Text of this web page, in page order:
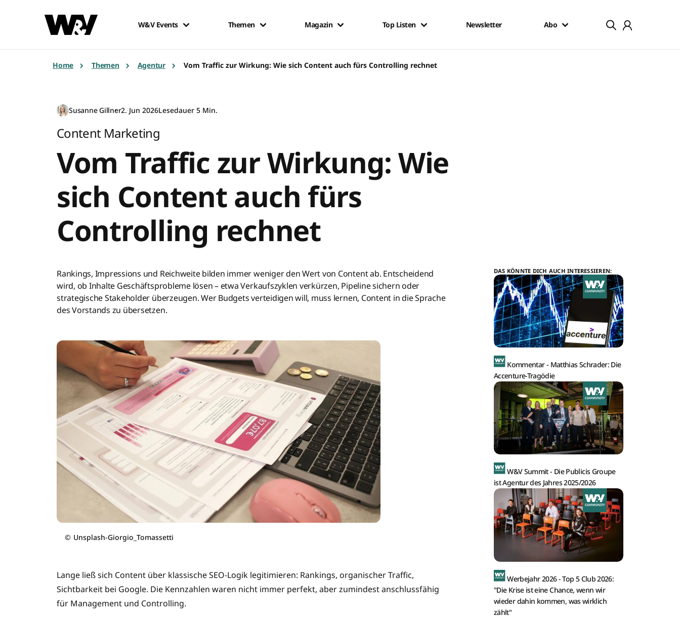
W&V Events Themen Magazin Top Listen Newsletter Abo
Home Themen Agentur Vom Traffic zur Wirkung: Wie sich Content auch fürs Controlling rechnet
Susanne Gillner2. Jun 2026Lesedauer 5 Min.
Content Marketing
Vom Traffic zur Wirkung: Wie
sich Content auch fürs
Controlling rechnet
Rankings, Impressions und Reichweite bilden immer weniger den Wert von Content ab. Entscheidend
wird, ob Inhalte Geschäftsprobleme lösen – etwa Verkaufszyklen verkürzen, Pipeline sichern oder
strategische Stakeholder überzeugen. Wer Budgets verteidigen will, muss lernen, Content in die Sprache
des Vorstands zu übersetzen.
© Unsplash-Giorgio_Tomassetti
Lange ließ sich Content über klassische SEO-Logik legitimieren: Rankings, organischer Traffic,
Sichtbarkeit bei Google. Die Kennzahlen waren nicht immer perfekt, aber zumindest anschlussfähig
für Management und Controlling.
DAS KÖNNTE DICH AUCH INTERESSIEREN:
Kommentar - Matthias Schrader: Die
Accenture-Tragödie
W&V Summit - Die Publicis Groupe
ist Agentur des Jahres 2025/2026
Werbejahr 2026 -Top 5 Club 2026:
"Die Krise ist eine Chance, wenn wir
wieder dahin kommen, was wirklich
zählt"